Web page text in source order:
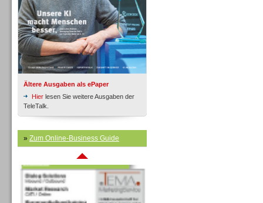
Ältere Ausgaben als ePaper
Hier lesen Sie weitere Ausgaben der
TeleTalk.
» Zum Online-Business Guide
Inbound